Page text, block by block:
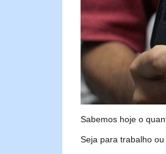
Sabemos hoje o
Seja para trabalho